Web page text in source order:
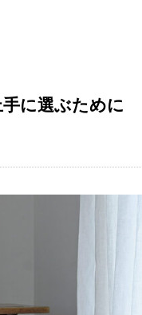
に選ぶために